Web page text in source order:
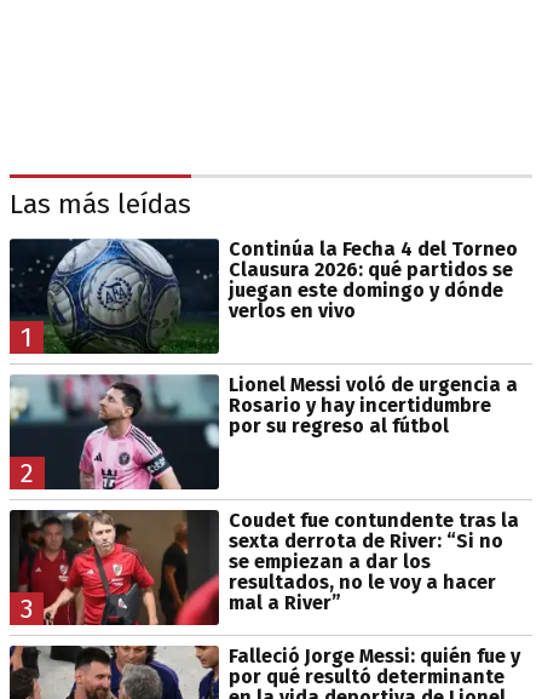
Las más leídas
1
Continúa la Fecha 4 del Torneo
Clausura 2026: qué partidos se
juegan este domingo y dónde
verlos en vivo
2
Lionel Messi voló de urgencia a
Rosario y hay incertidumbre
por su regreso al fútbol
3
Coudet fue contundente tras la
sexta derrota de River: “Si no
se empiezan a dar los
resultados, no le voy a hacer
mal a River”
Falleció Jorge Messi: quién fue y
por qué resultó determinante